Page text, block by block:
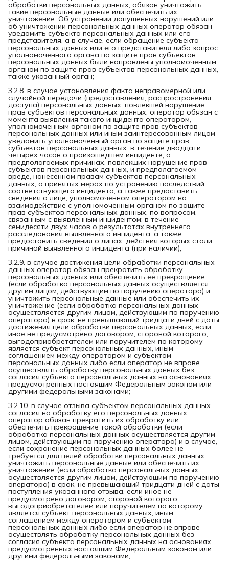
обработки персональных данных, обязан уничтожить
такие персональные данные или обеспечить их
уничтожение. Об устранении допущенных нарушений или
об уничтожении персональных данных оператор обязан
уведомить субъекта персональных данных или его
представителя, а в случае, если обращение субъекта
персональных данных или его представителя либо запрос
уполномоченного органа по защите прав субъектов
персональных данных были направлены уполномоченным
органом по защите прав субъектов персональных данных,
также указанный орган;
3.2.8. в случае установления факта неправомерной или
случайной передачи (предоставления, распространения,
доступа) персональных данных, повлекшей нарушение
прав субъектов персональных данных, оператор обязан с
момента выявления такого инцидента оператором,
уполномоченным органом по защите прав субъектов
персональных данных или иным заинтересованным лицом
уведомить уполномоченный орган по защите прав
субъектов персональных данных: в течение двадцати
четырех часов о произошедшем инциденте, о
предполагаемых причинах, повлекших нарушение прав
субъектов персональных данных, и предполагаемом
вреде, нанесенном правам субъектов персональных
данных, о принятых мерах по устранению последствий
соответствующего инцидента, а также предоставить
сведения о лице, уполномоченном оператором на
взаимодействие с уполномоченным органом по защите
прав субъектов персональных данных, по вопросам,
связанным с выявленным инцидентом; в течение
семидесяти двух часов о результатах внутреннего
расследования выявленного инцидента, а также
предоставить сведения о лицах, действия которых стали
причиной выявленного инцидента (при наличии);
3.2.9. в случае достижения цели обработки персональных
данных оператор обязан прекратить обработку
персональных данных или обеспечить ее прекращение
(если обработка персональных данных осуществляется
другим лицом, действующим по поручению оператора) и
уничтожить персональные данные или обеспечить их
уничтожение (если обработка персональных данных
осуществляется другим лицом, действующим по поручению
оператора) в срок, не превышающий тридцати дней с даты
достижения цели обработки персональных данных, если
иное не предусмотрено договором, стороной которого,
выгодоприобретателем или поручителем по которому
является субъект персональных данных, иным
соглашением между оператором и субъектом
персональных данных либо если оператор не вправе
осуществлять обработку персональных данных без
согласия субъекта персональных данных на основаниях,
предусмотренных настоящим Федеральным законом или
другими федеральными законами;
3.2.10. в случае отзыва субъектом персональных данных
согласия на обработку его персональных данных
оператор обязан прекратить их обработку или
обеспечить прекращение такой обработки (если
обработка персональных данных осуществляется другим
лицом, действующим по поручению оператора) и в случае,
если сохранение персональных данных более не
требуется для целей обработки персональных данных,
уничтожить персональные данные или обеспечить их
уничтожение (если обработка персональных данных
осуществляется другим лицом, действующим по поручению
оператора) в срок, не превышающий тридцати дней с даты
поступления указанного отзыва, если иное не
предусмотрено договором, стороной которого,
выгодоприобретателем или поручителем по которому
является субъект персональных данных, иным
соглашением между оператором и субъектом
персональных данных либо если оператор не вправе
осуществлять обработку персональных данных без
согласия субъекта персональных данных на основаниях,
предусмотренных настоящим Федеральным законом или
другими федеральными законами;